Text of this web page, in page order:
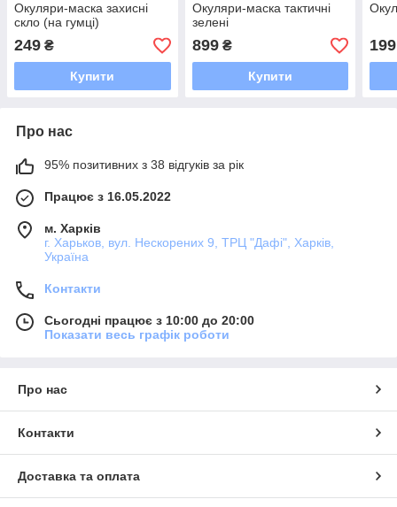
Окуляри-маска захисні
скло (на гумці)
249 ₴
Купити
Окуляри-маска тактичні
зелені
899₴
Купити
199
Про нас
95% позитивних з 38 відгуків за рік
Працює з 16.05.2022
м. Харків
г. Харьков, вул. Нескорених 9, ТРЦ "Дафі", Харків,
Україна
Контакти
Сьогодні працює з 10:00 до 20:00
Показати весь графік роботи
Про нас
Контакти
Доставка та оплата